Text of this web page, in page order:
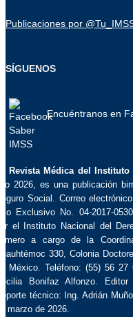
Publicaciones por
SÍGUENOS
Encuéntranos en
Revista Médica del
2026, es una publicación
Social. Correo
Exclusivo No. 04-2017-
el Instituto Nacional del
a cargo de la
330, Colonia
México. Teléfono: (55) 56 27
Bonifaz Alfonzo.
técnico: Ing. Adrián
marzo de 2026.